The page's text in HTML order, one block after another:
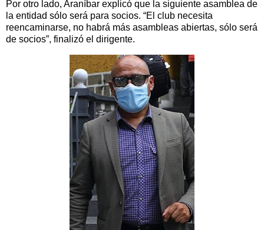
Por otro lado, Araníbar explicó que la siguiente asamblea de
la entidad sólo será para socios. “El club necesita
reencaminarse, no habrá más asambleas abiertas, sólo será
de socios”, finalizó el dirigente.